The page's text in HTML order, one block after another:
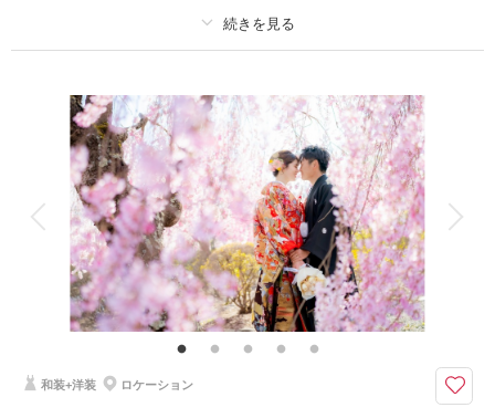
相談予約する
撮影料 新婦衣装2着 新郎衣装1着
着付け ヘアメイク 小物一式
アルバム データ 100 カット 台紙付写真
衣装追加 会食 挙式
家族と撮影 家族用衣装レンタル ペットと撮影
その他含むもの
福島県内出張料 ブーケ（造花）
ウエディングドレスと白無垢or色打掛での撮影プラン
福島県内であれば出張料無料で撮影可能！
和装+洋装 ロケーション